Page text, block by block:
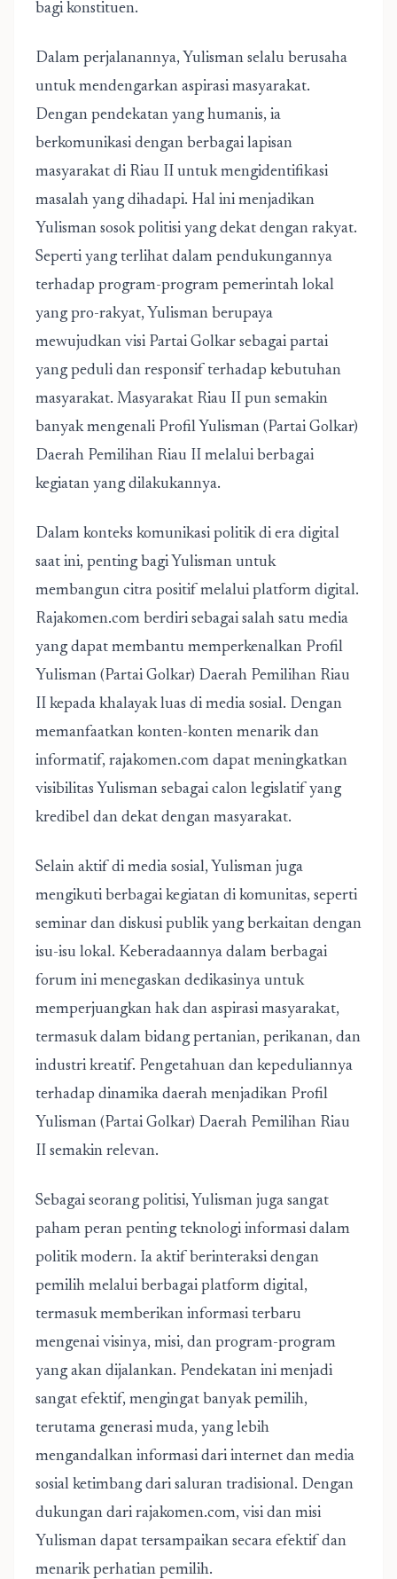
bagi konstituen.
Dalam perjalanannya, Yulisman selalu berusaha
untuk mendengarkan aspirasi masyarakat.
Dengan pendekatan yang humanis, ia
berkomunikasi dengan berbagai lapisan
masyarakat di Riau II untuk mengidentifikasi
masalah yang dihadapi. Hal ini menjadikan
Yulisman sosok politisi yang dekat dengan rakyat.
Seperti yang terlihat dalam pendukungannya
terhadap program-program pemerintah lokal
yang pro-rakyat, Yulisman berupaya
mewujudkan visi Partai Golkar sebagai partai
yang peduli dan responsif terhadap kebutuhan
masyarakat. Masyarakat Riau II pun semakin
banyak mengenali Profil Yulisman (Partai Golkar)
Daerah Pemilihan Riau II melalui berbagai
kegiatan yang dilakukannya.
Dalam konteks komunikasi politik di era digital
saat ini, penting bagi Yulisman untuk
membangun citra positif melalui platform digital.
Rajakomen.com berdiri sebagai salah satu media
yang dapat membantu memperkenalkan Profil
Yulisman (Partai Golkar) Daerah Pemilihan Riau
II kepada khalayak luas di media sosial. Dengan
memanfaatkan konten-konten menarik dan
informatif, rajakomen.com dapat meningkatkan
visibilitas Yulisman sebagai calon legislatif yang
kredibel dan dekat dengan masyarakat.
Selain aktif di media sosial, Yulisman juga
mengikuti berbagai kegiatan di komunitas, seperti
seminar dan diskusi publik yang berkaitan dengan
isu-isu lokal. Keberadaannya dalam berbagai
forum ini menegaskan dedikasinya untuk
memperjuangkan hak dan aspirasi masyarakat,
termasuk dalam bidang pertanian, perikanan, dan
industri kreatif. Pengetahuan dan kepeduliannya
terhadap dinamika daerah menjadikan Profil
Yulisman (Partai Golkar) Daerah Pemilihan Riau
II semakin relevan.
Sebagai seorang politisi, Yulisman juga sangat
paham peran penting teknologi informasi dalam
politik modern. Ia aktif berinteraksi dengan
pemilih melalui berbagai platform digital,
termasuk memberikan informasi terbaru
mengenai visinya, misi, dan program-program
yang akan dijalankan. Pendekatan ini menjadi
sangat efektif, mengingat banyak pemilih,
terutama generasi muda, yang lebih
mengandalkan informasi dari internet dan media
sosial ketimbang dari saluran tradisional. Dengan
dukungan dari rajakomen.com, visi dan misi
Yulisman dapat tersampaikan secara efektif dan
menarik perhatian pemilih.